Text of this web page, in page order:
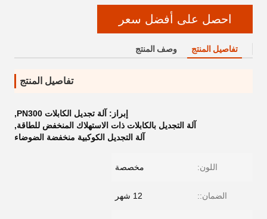
احصل على أفضل سعر
تفاصيل المنتج وصف المنتج
تفاصيل المنتج
إبراز: آلة تجديل الكابلات PN300
,
آلة التجديل بالكابلات ذات الاستهلاك المنخفض للطاقة,
آلة التجديل الكوكبية منخفضة الضوضاء
اللون: مخصصة
الضمان:: 12 شهر